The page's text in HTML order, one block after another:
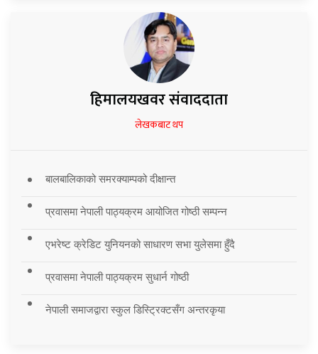
हिमालयखवर संवाददाता
लेखकबाट थप
बालबालिकाको समरक्याम्पको दीक्षान्त
प्रवासमा नेपाली पाठ्यक्रम आयोजित गोष्ठी सम्पन्न
एभरेष्ट क्रेडिट युनियनको साधारण सभा युलेसमा हुँदै
प्रवासमा नेपाली पाठ्यक्रम सुधार्न गोष्ठी
नेपाली समाजद्वारा स्कुल डिस्ट्रिक्टसँग अन्तरकृया